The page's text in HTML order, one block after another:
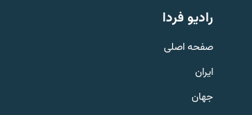
English
به ما بپیوندید
رادیو فردا
صفحه اصلی
ایران
جهان